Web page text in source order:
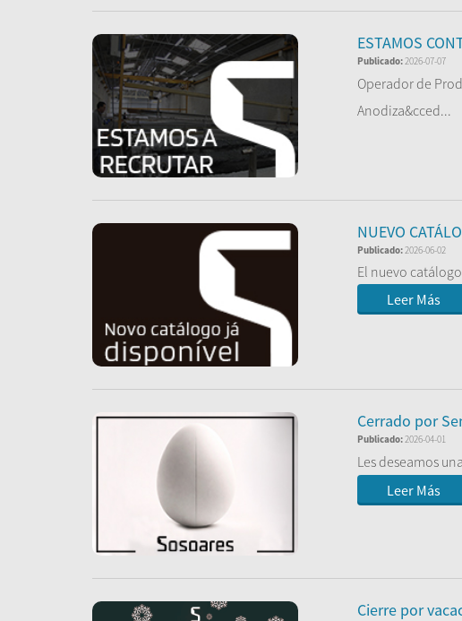
ESTAMOS
Publicado:2026-07-07
Operador de
Anodiza&cced...
NUEVO
Publicado:2026-06-02
El nuevo
Leer Más
Cerrado por
Publicado:2026-04-01
Les deseamos
Leer Más
Cierre por